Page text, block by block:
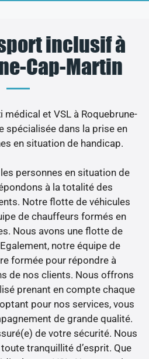
inclusif à
Cap-Martin
et VSL à Roquebrune-
spécialisée dans la prise en
en situation de handicap.
personnes en situation de
à la totalité des
Notre flotte de véhicules
de chauffeurs formés en
Nous avons une flotte de
notre équipe de
formée pour répondre à
de nos clients. Nous offrons
prenant en compte chaque
pour nos services, vous
de grande qualité.
de votre sécurité. Nous
tranquillité d’esprit. Que